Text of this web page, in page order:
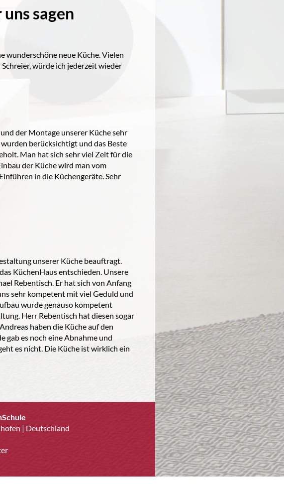
sagen
wunderschöne neue Küche. Vielen
würde ich jederzeit wieder
der Montage unserer Küche sehr
berücksichtigt und das Beste
Man hat sich sehr viel Zeit für die
der Küche wird man vom
in die Küchengeräte. Sehr
unserer Küche beauftragt.
KüchenHaus entschieden. Unsere
Rebentisch. Er hat sich von Anfang
sehr kompetent mit viel Geduld und
wurde genauso kompetent
Herr Rebentisch hat diesen sogar
haben die Küche auf den
gab es noch eine Abnahme und
es nicht. Die Küche ist wirklich ein
| Deutschland